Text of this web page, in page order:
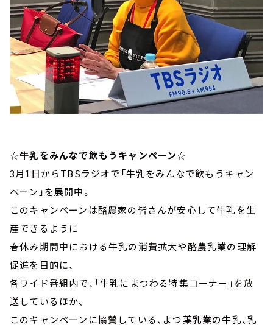
☆牛乳をみんなで飲もうキャンペーン☆
3月1日からTBSラジオで「牛乳をみんなで飲もうキャン
ペーン」を展開中。
このキャンペーンは酪農家の皆さんが安心して牛乳を生
産できるように
春休み期間中における牛乳の消費拡大や酪農乳業の理解
促進を目的に、
各ワイド番組内で、「牛乳にまつわる特集コーナー」を放
送しているほか、
このキャンペーンに協賛している、よつ葉乳業の牛乳、乳